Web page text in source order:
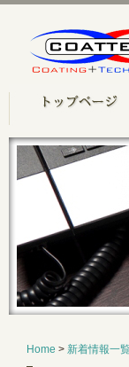
Home > 新着情報一